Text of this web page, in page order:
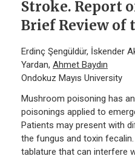
Stroke. Report
Brief Review of
Erdinç Şengüldür, İskender
Yardan, Ahmet Baydın
Ondokuz Mayıs University
Mushroom poisoning has
poisonings applied to
Patients may present with
the fungus and toxin
tablature that can interfere